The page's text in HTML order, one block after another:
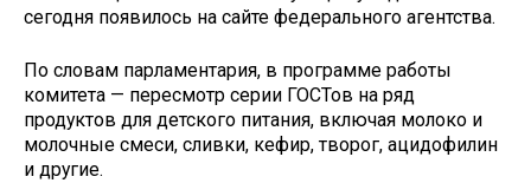
сегодня появилось на сайте федерального агентства.
По словам парламентария, в программе работы
комитета — пересмотр серии ГОСТов на ряд
продуктов для детского питания, включая молоко и
молочные смеси, сливки, кефир, творог, ацидофилин
и другие.